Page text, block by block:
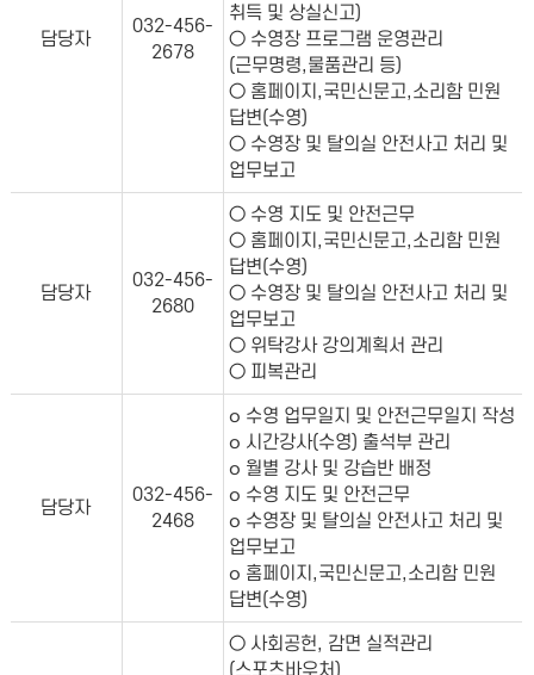
담당자
032-456-
2678
취득 및 상실신고)
○ 수영장 프로그램 운영관리
(근무명령,물품관리 등)
○ 홈페이지,국민신문고,소리함 민원
답변(수영)
○ 수영장 및 탈의실 안전사고 처리 및
업무보고
담당자
032-456-
2680
○ 수영 지도 및 안전근무
○ 홈페이지,국민신문고,소리함 민원
답변(수영)
○ 수영장 및 탈의실 안전사고 처리 및
업무보고
○ 위탁강사 강의계획서 관리
○ 피복관리
담당자
032-456-
2468
၀ 수영 업무일지 및 안전근무일지 작성
၀ 시간강사(수영) 출석부 관리
၀ 월별 강사 및 강습반 배정
၀ 수영 지도 및 안전근무
၀ 수영장 및 탈의실 안전사고 처리 및
업무보고
၀ 홈페이지,국민신문고,소리함 민원
답변(수영)
○ 사회공헌, 감면 실적관리
(스포츠바우처)